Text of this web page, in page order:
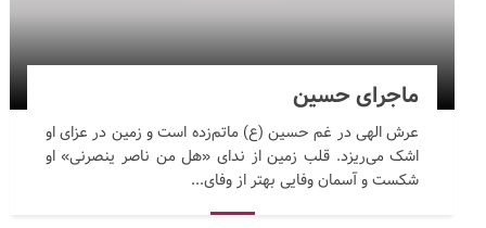
ماجرای حسین
عرش الهی در غم حسین (ع) ماتم‌زده است و زمین در عزای او
اشک می‌ریزد. قلب زمین از ندای «هل من ناصر ینصرنی» او
شکست و آسمان وفایی بهتر از وفای...